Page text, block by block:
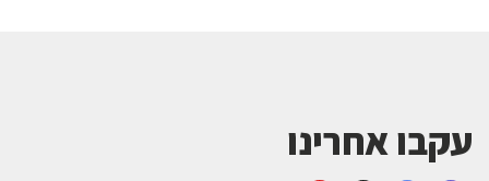
עקבו אחרינו